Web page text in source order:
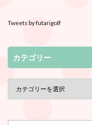
Tweets by futarigolf
カテゴリー